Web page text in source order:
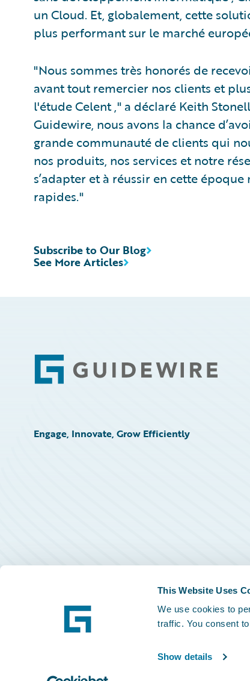
This Website Uses
We use cookies to
traffic. You consent
Show details
un Cloud. Et, globalement, cette
plus performant sur le marché
"Nous sommes très honorés de
avant tout remercier nos clients et
l'étude Celent ," a déclaré Keith
Guidewire, nous avons la chance
grande communauté de clients qui
nos produits, nos services et notre
s’adapter et à réussir en cette
rapides."
See More Articles
Subscribe to Our Blog
Footer
Engage, Innovate, Grow Efficiently